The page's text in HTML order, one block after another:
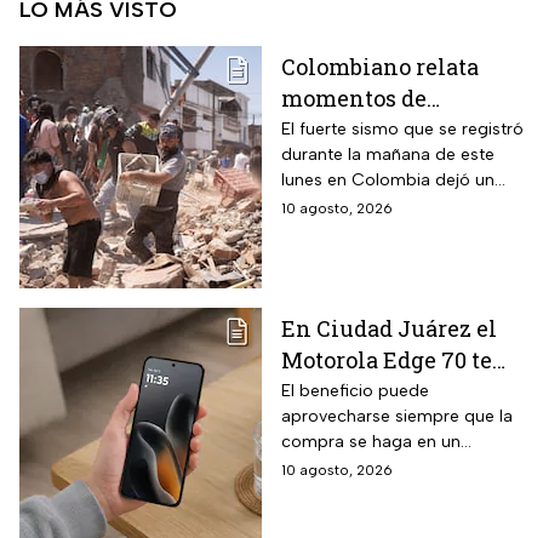
LO MÁS VISTO
Colombiano relata
momentos de
angustia durante el
terremoto de
magnitud 7.4 hoy 10
de agosto
El fuerte sismo que se registró
durante la mañana de este
lunes en Colombia dejó un
saldo de más de 100
10 agosto, 2026
En Ciudad Juárez el
Motorola Edge 70 te
sale casi $900 pesos
más barato: el IVA
fronterizo que muy
pocos conocen
El beneficio puede
aprovecharse siempre que la
compra se haga en un
comercio inscrito en el
10 agosto, 2026